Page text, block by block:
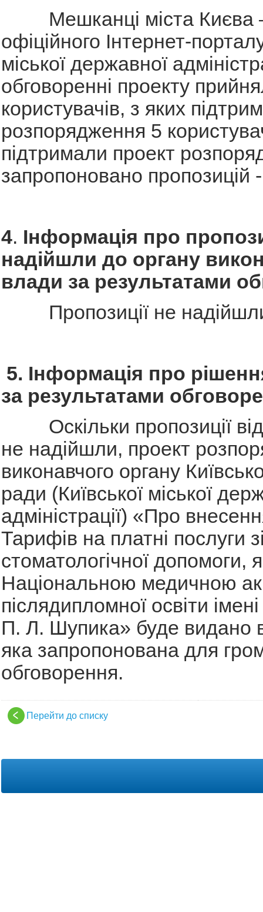
Мешканці міста Києва –
офіційного Інтернет-
міської державної
обговоренні проекту
користувачів, з яких
розпорядження 5
підтримали проект
запропоновано пропозицій
4. Інформація про
надійшли до органу
влади за результатами
Пропозиції не
5. Інформація про
за результатами
Оскільки пропозиції
не надійшли, проект
виконавчого органу
ради (Київської міської
адміністрації) «Про
Тарифів на платні послуги
стоматологічної допомоги,
Національною медичною
післядипломної освіти імені
П. Л. Шупика» буде видано в
яка запропонована для
обговорення.
Перейти до списку